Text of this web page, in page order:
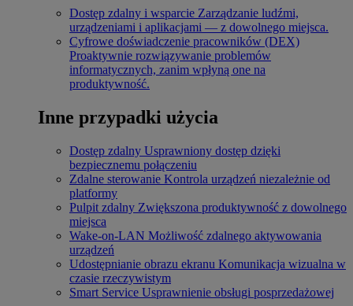
Dostęp zdalny i wsparcie Zarządzanie ludźmi,
urządzeniami i aplikacjami — z dowolnego miejsca.
Cyfrowe doświadczenie pracowników (DEX)
Proaktywnie rozwiązywanie problemów
informatycznych, zanim wpłyną one na
produktywność.
Inne przypadki użycia
Dostęp zdalny Usprawniony dostęp dzięki
bezpiecznemu połączeniu
Zdalne sterowanie Kontrola urządzeń niezależnie od
platformy
Pulpit zdalny Zwiększona produktywność z dowolnego
miejsca
Wake-on-LAN Możliwość zdalnego aktywowania
urządzeń
Udostępnianie obrazu ekranu Komunikacja wizualna w
czasie rzeczywistym
Smart Service Usprawnienie obsługi posprzedażowej